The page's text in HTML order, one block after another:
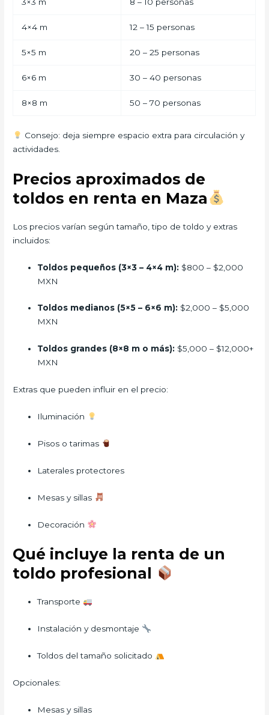
3×3 m 8 – 10 personas
4×4 m 12 – 15 personas
5×5 m 20 – 25 personas
6×6 m 30 – 40 personas
8×8 m 50 – 70 personas
Consejo: deja siempre espacio extra para circulación y
actividades.
Precios aproximados de
toldos en renta en Maza
Los precios varían según tamaño, tipo de toldo y extras
incluidos:
Toldos pequeños (3×3 – 4×4 m): $800 – $2,000
MXN
Toldos medianos (5×5 – 6×6 m): $2,000 – $5,000
MXN
Toldos grandes (8×8 m o más): $5,000 – $12,000+
MXN
Extras que pueden influir en el precio:
Iluminación
Pisos o tarimas
Laterales protectores
Mesas y sillas
Decoración
Qué incluye la renta de un
toldo profesional
Transporte
Instalación y desmontaje
Toldos del tamaño solicitado
Opcionales:
Mesas y sillas